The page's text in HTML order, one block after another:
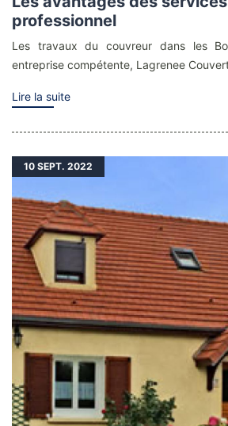
professionnel
Les travaux du couvreur dans les
entreprise compétente, Lagrenee
Lire la suite
10 SEPT. 2022